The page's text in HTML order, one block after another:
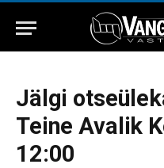
Jälgi
Teine Avalik
12:00